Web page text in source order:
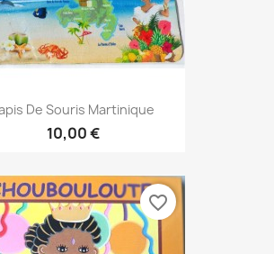
De Souris Martinique
10,00 €
favorite_border